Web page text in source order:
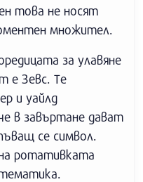
това не носят
множител.
за улавяне
е Зевс. Те
и уайлд
в завъртане дават
се символ.
ротативката